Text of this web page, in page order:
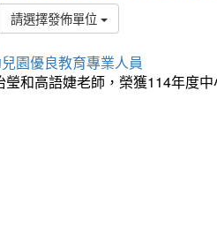
請選擇發佈單位
園優良教育專業人員
和高語婕老師，榮獲114年度